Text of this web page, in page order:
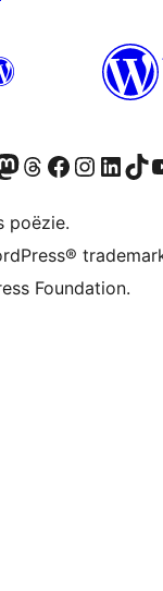
account
Bluesky account
ons Mastodon account
Bezoek ons Threads account
Onze Facebook pagina bezoeken
Bezoek ons Instagram
Bezoek ons
Bezoek
poëzie.
Foundation.